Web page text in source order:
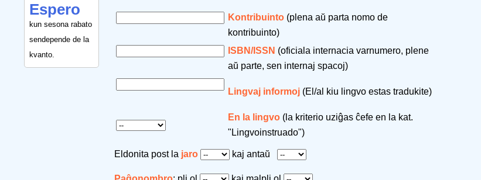
Espero
kun sesona rabato
sendepende de la
kvanto.
Kontribuinto (plena aŭ parta nomo de
kontribuinto)
ISBN/ISSN (oficiala internacia varnumero, plene
aŭ parte, sen internaj spacoj)
Lingvaj informoj (El/al kiu lingvo estas tradukite)
En la lingvo (la kriterio uziĝas ĉefe en la kat.
"Lingvoinstruado")
Eldonita post la jaro kaj antaŭ